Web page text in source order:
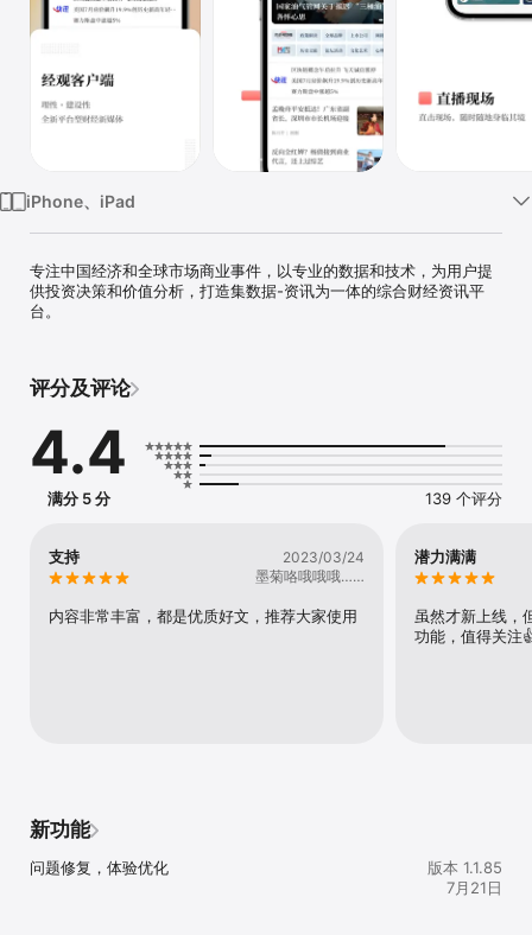
iPhone、iPad
专注中国经济和全球市场商业事件，以专业的数据和技术，为用户提
供投资决策和价值分析，打造集数据-资讯为一体的综合财经资讯平
台。
评分及评论
4.4
满分 5 分 139 个评分
支持
2023/03/24
墨菊咯哦哦哦……
内容非常丰富，都是优质好文，推荐大家使用
潜力满满
虽然才新上线，
功能，值得关注
新功能
问题修复，体验优化
版本 1.1.85
7月21日